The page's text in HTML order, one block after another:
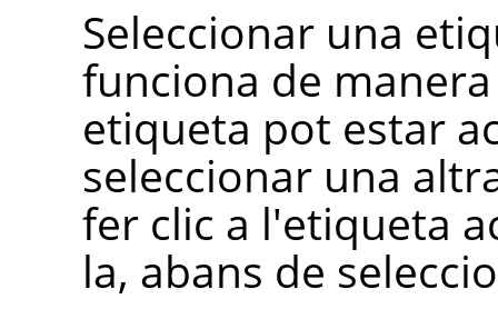
Seleccionar una
funciona de
etiqueta pot estar
seleccionar una
fer clic a l'etiqueta
la, abans de